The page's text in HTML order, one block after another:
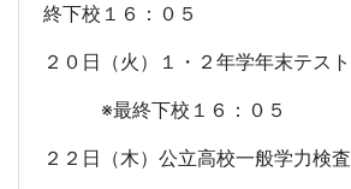
終下校１６：０５
２０日（火）１・２年学年末テスト
※最終下校１６：０５
２２日（木）公立高校一般学力検査